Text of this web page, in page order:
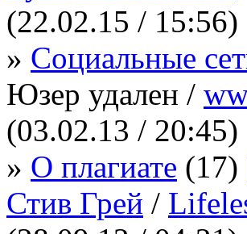
(22.02.15 / 15:56)
» Социальные
Юзер удален /
(03.02.13 / 20:45)
» О плагиате (17)
Стив Грей /